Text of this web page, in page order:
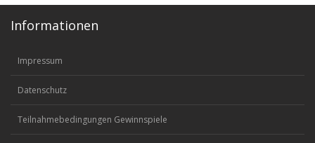
Informationen
Impressum
Datenschutz
Teilnahmebedingungen Gewinnspiele